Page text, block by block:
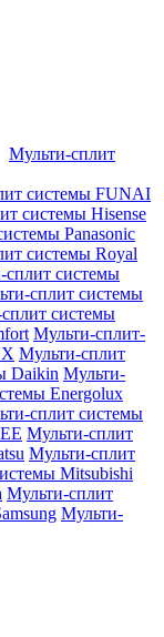
Мульти-сплит
системы FUNAI
системы Hisense
Panasonic
системы Royal
сплит системы
сплит системы
системы
Мульти-сплит-
Мульти-сплит
Daikin Мульти-
Energolux
сплит системы
Мульти-сплит
Мульти-сплит
Mitsubishi
Мульти-сплит
Мульти-